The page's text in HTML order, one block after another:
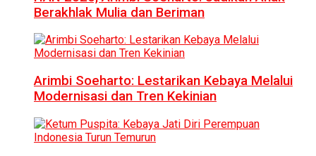
Berakhlak Mulia dan Beriman
Arimbi Soeharto: Lestarikan Kebaya Melalui
Modernisasi dan Tren Kekinian